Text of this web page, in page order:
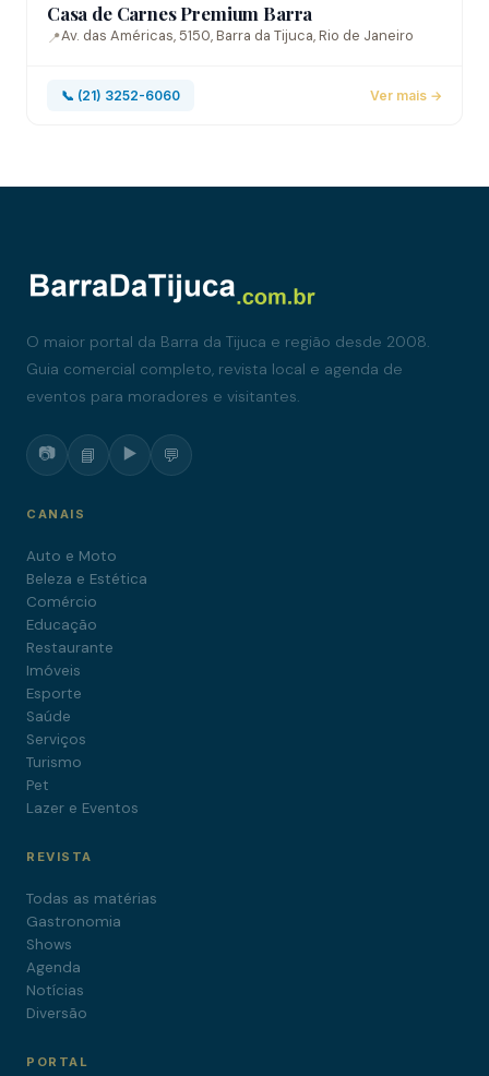
Casa de Carnes Premium Barra
📍Av. das Américas, 5150, Barra da Tijuca, Rio de Janeiro
📞 (21) 3252-6060 Ver mais →
O maior portal da Barra da Tijuca e região desde 2008.
Guia comercial completo, revista local e agenda de
eventos para moradores e visitantes.
📷 📘 ▶️ 💬
CANAIS
Auto e Moto
Beleza e Estética
Comércio
Educação
Restaurante
Imóveis
Esporte
Saúde
Serviços
Turismo
Pet
Lazer e Eventos
REVISTA
Todas as matérias
Gastronomia
Shows
Agenda
Notícias
Diversão
PORTAL